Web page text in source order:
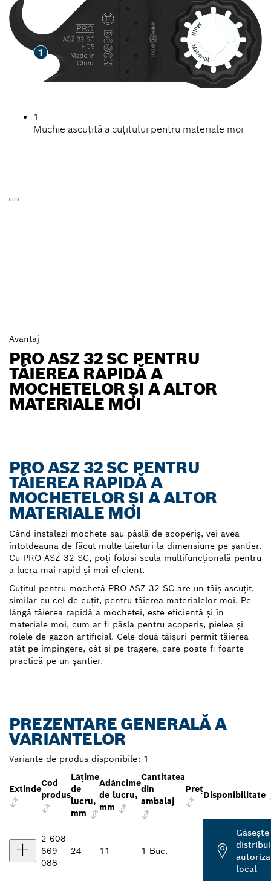
1
Muchie ascuțită a cuțitului pentru materiale moi
Avantaj
PRO ASZ 32 SC PENTRU
TĂIEREA RAPIDĂ A
MOCHETELOR ȘI A ALTOR
MATERIALE MOI
PRO ASZ 32 SC PENTRU
TĂIEREA RAPIDĂ A
MOCHETELOR ȘI A ALTOR
MATERIALE MOI
Când instalezi mochete sau pâslă de acoperiș, vei avea
întotdeauna de făcut multe tăieturi la dimensiune pe șantier.
Cu PRO ASZ 32 SC, poți folosi scula multifuncțională pentru
a lucra mai rapid și mai eficient.
Cuțitul pentru mochetă PRO ASZ 32 SC are un tăiș ascuțit,
similar cu cel de cuțit, pentru tăierea materialelor moi. Pe
lângă tăierea rapidă a mochetei, este eficientă și în
materiale moi, cum ar fi pâsla pentru acoperiș, pielea și
rolele de gazon artificial. Cele două tăișuri permit tăierea
atât pe împingere, cât și pe tragere, care poate fi foarte
practică pe un șantier.
PREZENTARE GENERALĂ A
VARIANTELOR
Variante de produs disponibile: 1
Extinde
Cod
produs
Lățime
de
lucru,
mm
Adâncime
de lucru,
mm
Cantitatea
din
ambalaj
Preţ
Disponibilitate
2 608
669
088
24 11 1 Buc.
local